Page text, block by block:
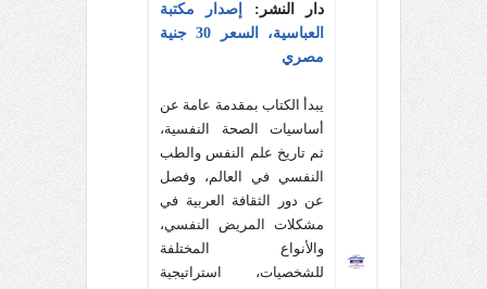
دار النشر: إصدار مكتبة
العباسية، السعر 30 جنية
مصري
يبدأ الكتاب بمقدمة عامة عن
أساسيات الصحة النفسية،
ثم تاريخ علم النفس والطب
النفسي في العالم، وفصل
عن دور الثقافة العربية في
مشكلات المريض النفسي،
والأنواع المختلفة
للشخصيات، استراتيجية